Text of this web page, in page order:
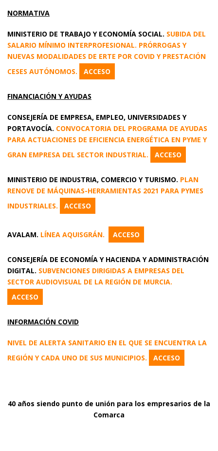
NORMATIVA
MINISTERIO DE TRABAJO Y ECONOMÍA SOCIAL. SUBIDA DEL
SALARIO MÍNIMO INTERPROFESIONAL. PRÓRROGAS Y
NUEVAS MODALIDADES DE ERTE POR COVID Y PRESTACIÓN
CESES AUTÓNOMOS.
ACCESO
FINANCIACIÓN Y AYUDAS
CONSEJERÍA DE EMPRESA, EMPLEO, UNIVERSIDADES Y
PORTAVOCÍA. CONVOCATORIA DEL PROGRAMA DE AYUDAS
PARA ACTUACIONES DE EFICIENCIA ENERGÉTICA EN PYME Y
GRAN EMPRESA DEL SECTOR INDUSTRIAL.
ACCESO
MINISTERIO DE INDUSTRIA, COMERCIO Y TURISMO. PLAN
RENOVE DE MÁQUINAS-HERRAMIENTAS 2021 PARA PYMES
INDUSTRIALES.
ACCESO
AVALAM. LÍNEA AQUISGRÁN. ACCESO
CONSEJERÍA DE ECONOMÍA Y HACIENDA Y ADMINISTRACIÓN
DIGITAL. SUBVENCIONES DIRIGIDAS A EMPRESAS DEL
SECTOR AUDIOVISUAL DE LA REGIÓN DE MURCIA.
ACCESO
INFORMACIÓN COVID
NIVEL DE ALERTA SANITARIO EN EL QUE SE ENCUENTRA LA
REGIÓN Y CADA UNO DE SUS MUNICIPIOS.
ACCESO
40 años siendo punto de unión para los empresarios de la
Comarca